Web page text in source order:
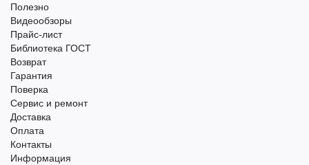
Полезно
Видеообзоры
Прайс-лист
Библиотека ГОСТ
Возврат
Гарантия
Поверка
Сервис и ремонт
Доставка
Оплата
Контакты
Информация